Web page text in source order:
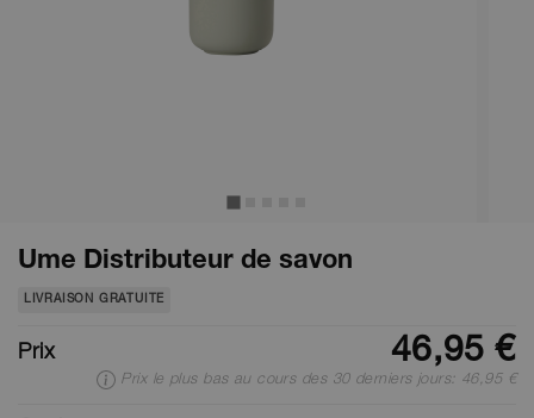
Ume Distributeur de savon
LIVRAISON GRATUITE
Prix 46,95 €
Prix le plus bas au cours des 30 derniers jours: 46,95 €